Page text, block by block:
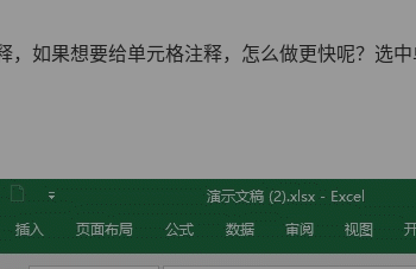
，如果想要给单元格注释，怎么做更快呢？选